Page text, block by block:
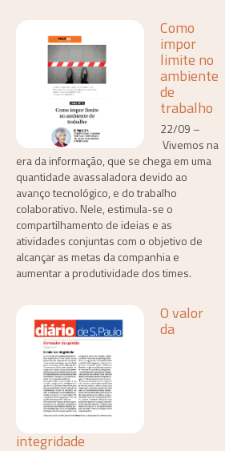
Como
impor
limite no
ambiente
de
trabalho
22/09 –
Vivemos na
era da informação, que se chega em uma
quantidade avassaladora devido ao
avanço tecnológico, e do trabalho
colaborativo. Nele, estimula-se o
compartilhamento de ideias e as
atividades conjuntas com o objetivo de
alcançar as metas da companhia e
aumentar a produtividade dos times.
O valor
da
integridade